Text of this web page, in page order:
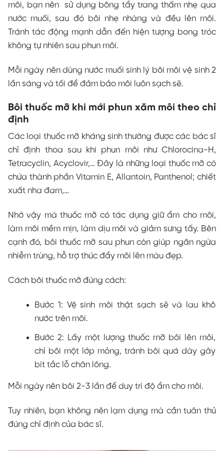
môi, bạn nên sử dụng bông tẩy trang thấm nhẹ qua
nước muối, sau đó bôi nhẹ nhàng và đều lên môi.
Tránh tác động mạnh dẫn đến hiện tượng bong tróc
không tự nhiên sau phun môi.
Mỗi ngày nên dùng nước muối sinh lý bôi môi vệ sinh 2
lần sáng và tối để đảm bảo môi luôn sạch sẽ.
Bôi thuốc mỡ khi mới phun xăm môi theo chỉ
định
Các loại thuốc mỡ kháng sinh thường được các bác sĩ
chỉ định thoa sau khi phun môi như Chlorocina-H,
Tetracyclin, Acyclovir,… Đây là những loại thuốc mỡ có
chứa thành phần Vitamin E, Allantoin, Panthenol; chiết
xuất nha đam,…
Nhờ vậy mà thuốc mỡ có tác dụng giữ ẩm cho môi,
làm môi mềm mịn, làm dịu môi và giảm sưng tấy. Bên
cạnh đó, bôi thuốc mỡ sau phun còn giúp ngăn ngừa
nhiễm trùng, hỗ trợ thúc đẩy môi lên màu đẹp.
Cách bôi thuốc mỡ đúng cách:
Bước 1: Vệ sinh môi thật sạch sẽ và lau khô
nước trên môi.
Bước 2: Lấy một lượng thuốc mỡ bôi lên môi,
chỉ bôi một lớp mỏng, tránh bôi quá dày gây
bít tắc lỗ chân lông.
Mỗi ngày nên bôi 2-3 lần để duy trì độ ẩm cho môi.
Tuy nhiên, bạn không nên lạm dụng mà cần tuân thủ
đúng chỉ định của bác sĩ.